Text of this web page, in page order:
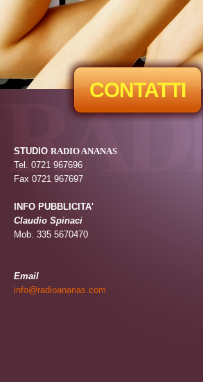
CONTATTI
STUDIO RADIO ANANAS
Tel. 0721 967696
Fax 0721 967697
INFO PUBBLICITA'
Claudio Spinaci
Mob. 335 5670470
Email
info@radioananas.com